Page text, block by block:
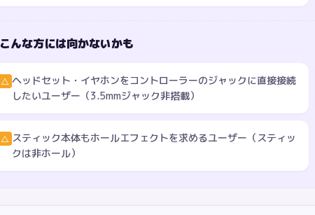
こんな方には向かないかも
△ ヘッドセット・イヤホンをコントローラーのジャックに直接接続
したいユーザー（3.5mmジャック非搭載）
△ スティック本体もホールエフェクトを求めるユーザー（スティッ
クは非ホール）